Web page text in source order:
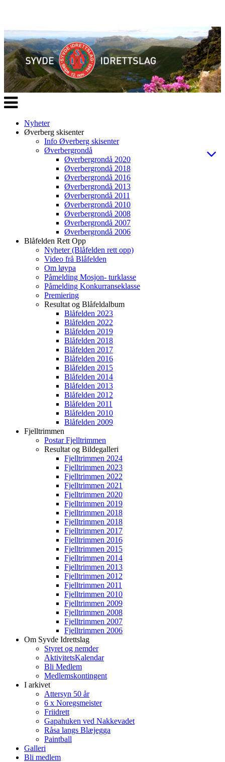
Veksle
navigasjon
Nyheter
Øverberg skisenter
Info Øverberg skisenter
Øverbergrondå
Øverbergrondå 2020
Øverbergrondå 2018
Øverbergrondå 2016
Øverbergrondå 2013
Øverbergrondå 2011
Øverbergrondå 2010
Øverbergrondå 2008
Øverbergrondå 2007
Øverbergrondå 2006
Blåfelden Rett Opp
Nyheter (Blåfelden rett opp)
Video frå Blåfelden
Om løypa
Påmelding Mosjon- turklasse
Påmelding Konkurranseklasse
Premiering
Resultat og Blåfeldalbum
Blåfelden 2023
Blåfelden 2022
Blåfelden 2019
Blåfelden 2018
Blåfelden 2017
Blåfelden 2016
Blåfelden 2015
Blåfelden 2014
Blåfelden 2013
Blåfelden 2012
Blåfelden 2011
Blåfelden 2010
Blåfelden 2009
Fjelltrimmen
Postar Fjelltrimmen
Resultat og Bildegalleri
Fjelltrimmen 2024
Fjelltrimmen 2023
Fjelltrimmen 2022
Fjelltrimmen 2021
Fjelltrimmen 2020
Fjelltrimmen 2019
Fjelltrimmen 2018
Fjelltrimmen 2018
Fjelltrimmen 2017
Fjelltrimmen 2016
Fjelltrimmen 2015
Fjelltrimmen 2014
Fjelltrimmen 2013
Fjelltrimmen 2012
Fjelltrimmen 2011
Fjelltrimmen 2010
Fjelltrimmen 2009
Fjelltrimmen 2008
Fjelltrimmen 2007
Fjelltrimmen 2006
Om Syvde Idrettslag
Styret og nemder
AktivitetsKalendar
Bli Medlem
Medlemskontingent
I arkivet
Attersyn 50 år
6 x Noregsmeister
Friidrett
Gapahuken ved Nakkevadet
Råsa langs Blæjegga
Paintball
Galleri
Bli medlem